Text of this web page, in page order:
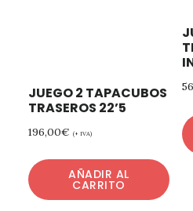
JUEGO 2 TAPACUBOS
TRASEROS 22’5
196,00€ (+ IVA)
AÑADIR AL
CARRITO